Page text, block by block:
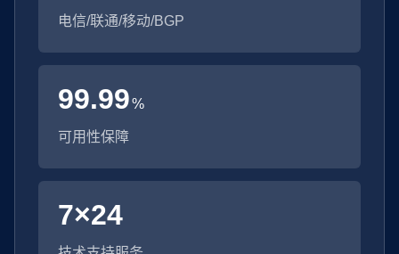
电信/联通/移动/BGP
99.99%
可用性保障
7×24